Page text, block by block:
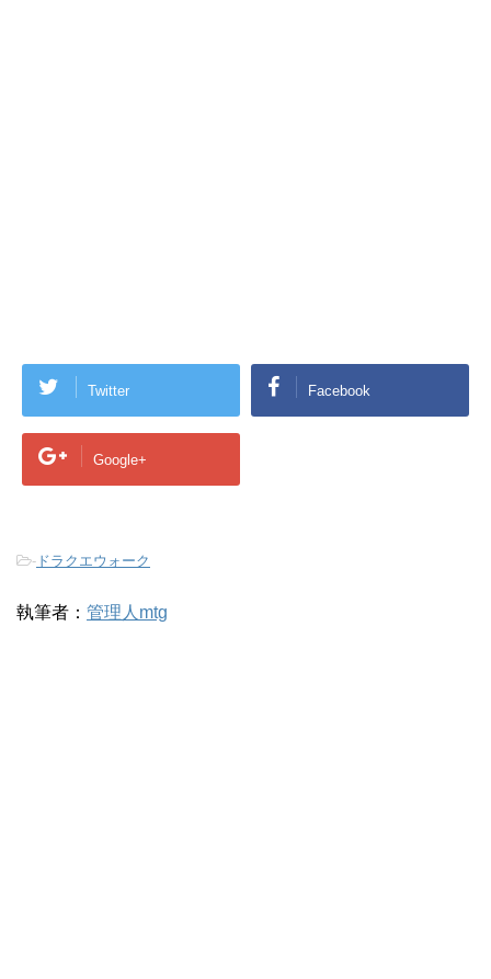
Twitter Facebook
Google+
- ドラクエウォーク
執筆者： 管理人mtg